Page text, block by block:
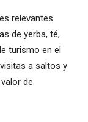
relevantes
de yerba, té,
turismo en el
a saltos y
de